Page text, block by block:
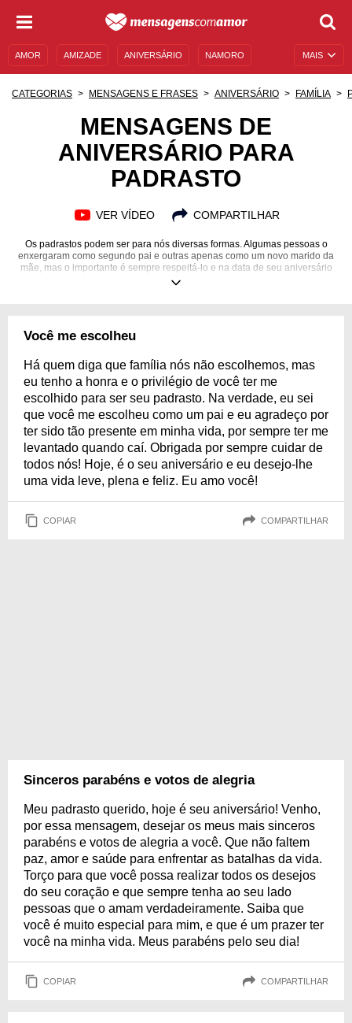
MAIS
AMOR AMIZADE ANIVERSÁRIO NAMORO
MENSAGENS E FRASES MENSAGENS DE ANIVERSÁRIO
FAMOSOS BÍBLIA
CATEGORIAS MENSAGENS E FRASES ANIVERSÁRIO FAMÍLIA
MENSAGENS DE
ANIVERSÁRIO PARA
PADRASTO
VER VÍDEO COMPARTILHAR
Os padrastos podem ser para nós diversas formas. Algumas pessoas o
enxergaram como segundo pai e outras apenas como um novo marido da
mãe, mas o importante é sempre respeitá-lo e na data de seu aniversário
cumprimentá-lo desejando realizações e felicidades, afinal, com certeza
Você me escolheu
Há quem diga que família nós não escolhemos, mas
eu tenho a honra e o privilégio de você ter me
escolhido para ser seu padrasto. Na verdade, eu sei
que você me escolheu como um pai e eu agradeço por
ter sido tão presente em minha vida, por sempre ter me
levantado quando caí. Obrigada por sempre cuidar de
todos nós! Hoje, é o seu aniversário e eu desejo-lhe
uma vida leve, plena e feliz. Eu amo você!
COPIAR COMPARTILHAR
Sinceros parabéns e votos de alegria
Meu padrasto querido, hoje é seu aniversário! Venho,
por essa mensagem, desejar os meus mais sinceros
parabéns e votos de alegria a você. Que não faltem
paz, amor e saúde para enfrentar as batalhas da vida.
Torço para que você possa realizar todos os desejos
do seu coração e que sempre tenha ao seu lado
pessoas que o amam verdadeiramente. Saiba que
você é muito especial para mim, e que é um prazer ter
você na minha vida. Meus parabéns pelo seu dia!
COPIAR COMPARTILHAR